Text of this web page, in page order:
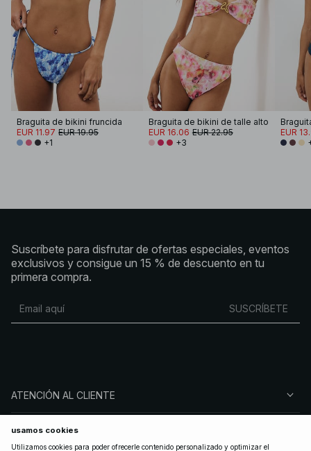
Braguita de bikini fruncida
EUR 11.97 EUR 19.95
+1
Braguita de bikini de talle alto
EUR 16.06 EUR 22.95
+3
EUR
Suscríbete para disfrutar de ofertas especiales, eventos
exclusivos y consigue un 15 % de descuento en tu
primera compra.
SUSCRÍBETE
ATENCIÓN AL CLIENTE
SOBRE NA-KD